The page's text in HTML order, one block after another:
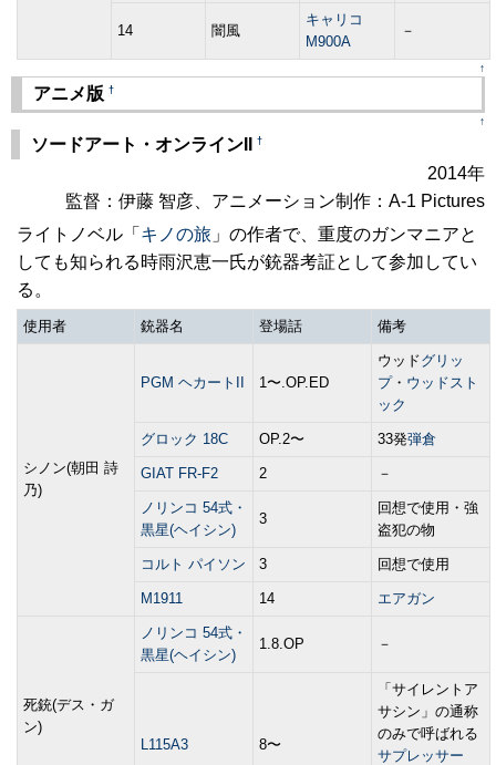
14 闇風
キャリコ
M900A
－
↑
アニメ版 †
↑
ソードアート・オンラインII †
2014年
監督：伊藤 智彦、アニメーション制作：A-1 Pictures
ライトノベル「 キノの旅 」の作者で、重度のガンマニアと
しても知られる時雨沢恵一氏が銃器考証として参加してい
る。
使用者 銃器名 登場話 備考
シノン(朝田 詩
乃)
PGM ヘカートII 1〜.OP.ED
ウッドグリッ
プ・ ウッドスト
ック
グロック 18C OP.2〜 33発弾倉
GIAT FR-F2 2 －
ノリンコ 54式・
黒星(ヘイシン)
3
回想で使用・強
盗犯の物
コルト パイソン 3 回想で使用
M1911 14 エアガン
死銃(デス・ガ
ン)
ノリンコ 54式・
黒星(ヘイシン)
1.8.OP －
L115A3 8〜
「サイレントア
サシン」の通称
のみで呼ばれる
サプレッサー